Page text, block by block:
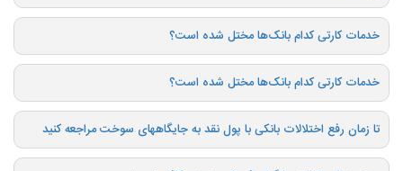
خدمات کارتی کدام بانک‌ها مختل شده است؟
خدمات کارتی کدام بانک‌ها مختل شده است؟
تا زمان رفع اختلالات بانکی با پول نقد به جایگاههای سوخت مراجعه کنید